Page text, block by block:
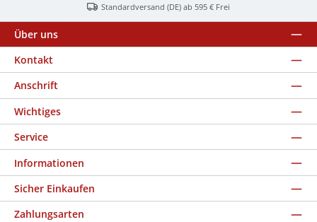
Standardversand (DE) ab 595 € Frei
Über uns
Kontakt
Anschrift
Wichtiges
Service
Informationen
Sicher Einkaufen
Zahlungsarten